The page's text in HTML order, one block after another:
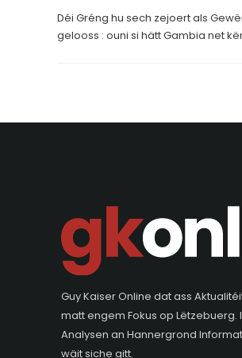
Déi Gréng hu sech zejoert als
gelooss : ouni si hätt Gambia net
Guy Kaiser Online dat ass
matt engem Fokus op Lëtzebuerg.
Analysen an Hannergrond
wäit siche gitt.